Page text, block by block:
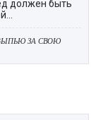
должен быть
ЗА СВОЮ